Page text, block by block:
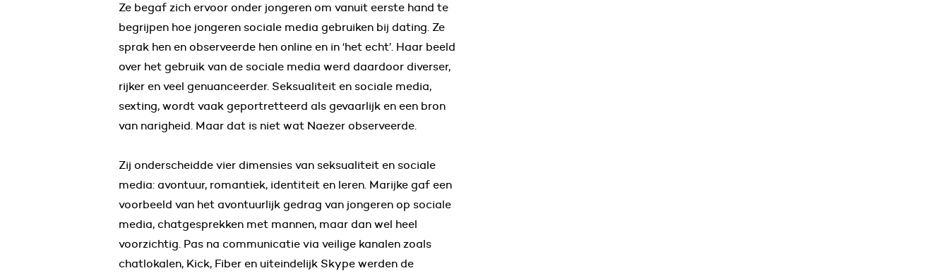
Ze begaf zich ervoor onder jongeren om vanuit eerste hand te
begrijpen hoe jongeren sociale media gebruiken bij dating. Ze
sprak hen en observeerde hen online en in ‘het echt’. Haar beeld
over het gebruik van de sociale media werd daardoor diverser,
rijker en veel genuanceerder. Seksualiteit en sociale media,
sexting, wordt vaak geportretteerd als gevaarlijk en een bron
van narigheid. Maar dat is niet wat Naezer observeerde.
Zij onderscheidde vier dimensies van seksualiteit en sociale
media: avontuur, romantiek, identiteit en leren. Marijke gaf een
voorbeeld van het avontuurlijk gedrag van jongeren op sociale
media, chatgesprekken met mannen, maar dan wel heel
voorzichtig. Pas na communicatie via veilige kanalen zoals
chatlokalen, Kick, Fiber en uiteindelijk Skype werden de